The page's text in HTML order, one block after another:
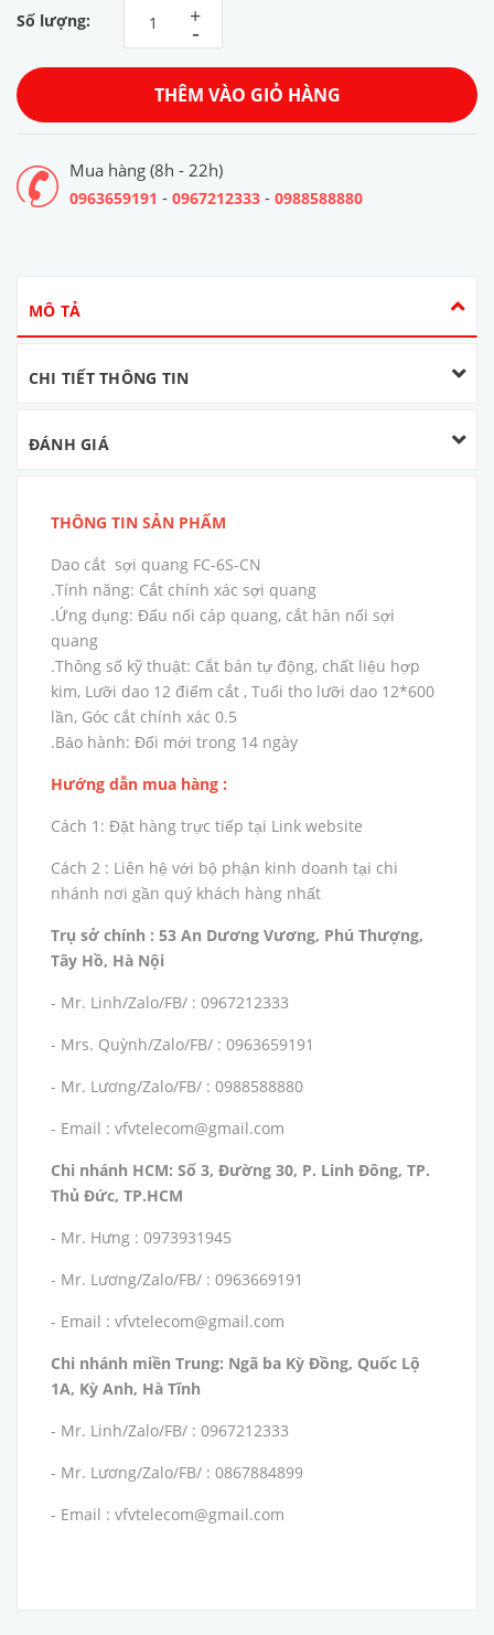
Số lượng: -
+
THÊM VÀO GIỎ HÀNG
Mua hàng (8h - 22h)
0963659191 - 0967212333 - 0988588880
MÔ TẢ
CHI TIẾT THÔNG TIN
ĐÁNH GIÁ
THÔNG TIN SẢN PHẨM
Dao cắt sợi quang FC-6S-CN
.Tính năng: Cắt chính xác sợi quang
.Ứng dụng: Đấu nối cáp quang, cắt hàn nối sợi
quang
.Thông số kỹ thuật: Cắt bán tự động, chất liệu hợp
kim, Lưỡi dao 12 điểm cắt , Tuổi tho lưỡi dao 12*600
lần, Góc cắt chính xác 0.5
.Bảo hành: Đổi mới trong 14 ngày
Hướng dẫn mua hàng :
Cách 1: Đặt hàng trực tiếp tại Link website
Cách 2 : Liên hệ với bộ phận kinh doanh tại chi
nhánh nơi gần quý khách hàng nhất
Trụ sở chính : 53 An Dương Vương, Phú Thượng,
Tây Hồ, Hà Nội
- Mr. Linh/Zalo/FB/ : 0967212333
- Mrs. Quỳnh/Zalo/FB/ : 0963659191
- Mr. Lương/Zalo/FB/ : 0988588880
- Email : vfvtelecom@gmail.com
Chi nhánh HCM: Số 3, Đường 30, P. Linh Đông, TP.
Thủ Đức, TP.HCM
- Mr. Hưng : 0973931945
- Mr. Lương/Zalo/FB/ : 0963669191
- Email : vfvtelecom@gmail.com
Chi nhánh miền Trung: Ngã ba Kỳ Đồng, Quốc Lộ
1A, Kỳ Anh, Hà Tĩnh
- Mr. Linh/Zalo/FB/ : 0967212333
- Mr. Lương/Zalo/FB/ : 0867884899
- Email : vfvtelecom@gmail.com